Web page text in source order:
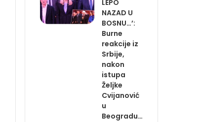
LEPO
NAZAD U
BOSNU…’:
Burne
reakcije iz
Srbije,
nakon
istupa
Željke
Cvijanović
u
Beogradu…